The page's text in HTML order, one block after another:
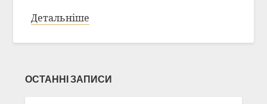
Детальніше
ОСТАННІ ЗАПИСИ